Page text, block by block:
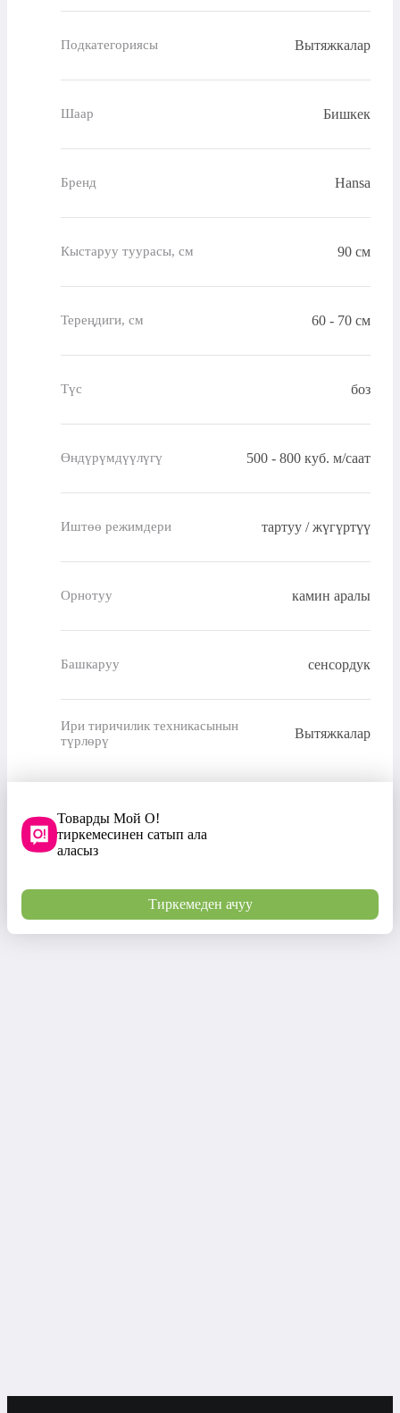
Подкатегориясы Вытяжкалар
Шаар Бишкек
Бренд Hansa
Кыстаруу туурасы, см 90 см
Тереңдиги, см 60 - 70 см
Түс боз
Өндүрүмдүүлүгү 500 - 800 куб. м/саат
Иштөө режимдери тартуу / жүгүртүү
Орнотуу камин аралы
Башкаруу сенсордук
Ири тиричилик техникасынын
түрлөрү
Вытяжкалар
Товарды Мой О!
тиркемесинен сатып ала
аласыз
Тиркемеден ачуу